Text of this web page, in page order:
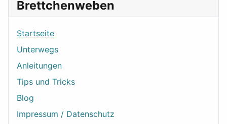
Brettchenweben
Startseite
Unterwegs
Anleitungen
Tips und Tricks
Blog
Impressum / Datenschutz